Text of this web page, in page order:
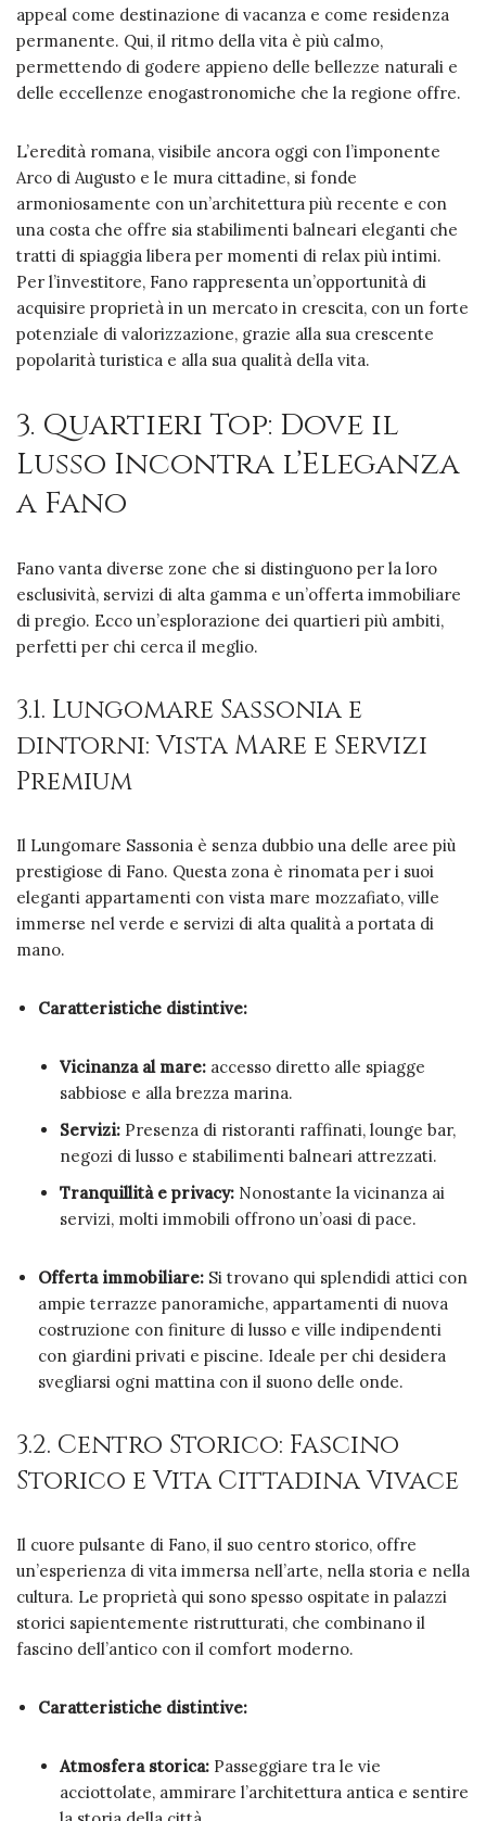
appeal come destinazione di vacanza e come residenza
permanente. Qui, il ritmo della vita è più calmo,
permettendo di godere appieno delle bellezze naturali e
delle eccellenze enogastronomiche che la regione offre.
L’eredità romana, visibile ancora oggi con l’imponente
Arco di Augusto e le mura cittadine, si fonde
armoniosamente con un’architettura più recente e con
una costa che offre sia stabilimenti balneari eleganti che
tratti di spiaggia libera per momenti di relax più intimi.
Per l’investitore, Fano rappresenta un’opportunità di
acquisire proprietà in un mercato in crescita, con un forte
potenziale di valorizzazione, grazie alla sua crescente
popolarità turistica e alla sua qualità della vita.
3. Quartieri Top: Dove il
Lusso Incontra l’Eleganza
a Fano
Fano vanta diverse zone che si distinguono per la loro
esclusività, servizi di alta gamma e un’offerta immobiliare
di pregio. Ecco un’esplorazione dei quartieri più ambiti,
perfetti per chi cerca il meglio.
3.1. Lungomare Sassonia e
dintorni: Vista Mare e Servizi
Premium
Il Lungomare Sassonia è senza dubbio una delle aree più
prestigiose di Fano. Questa zona è rinomata per i suoi
eleganti appartamenti con vista mare mozzafiato, ville
immerse nel verde e servizi di alta qualità a portata di
mano.
Caratteristiche distintive:
Vicinanza al mare: accesso diretto alle spiagge
sabbiose e alla brezza marina.
Servizi: Presenza di ristoranti raffinati, lounge bar,
negozi di lusso e stabilimenti balneari attrezzati.
Tranquillità e privacy: Nonostante la vicinanza ai
servizi, molti immobili offrono un’oasi di pace.
Offerta immobiliare: Si trovano qui splendidi attici con
ampie terrazze panoramiche, appartamenti di nuova
costruzione con finiture di lusso e ville indipendenti
con giardini privati e piscine. Ideale per chi desidera
svegliarsi ogni mattina con il suono delle onde.
3.2. Centro Storico: Fascino
Storico e Vita Cittadina Vivace
Il cuore pulsante di Fano, il suo centro storico, offre
un’esperienza di vita immersa nell’arte, nella storia e nella
cultura. Le proprietà qui sono spesso ospitate in palazzi
storici sapientemente ristrutturati, che combinano il
fascino dell’antico con il comfort moderno.
Caratteristiche distintive:
Atmosfera storica: Passeggiare tra le vie
acciottolate, ammirare l’architettura antica e sentire